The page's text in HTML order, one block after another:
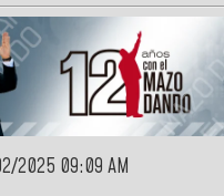
2025 09:09 AM